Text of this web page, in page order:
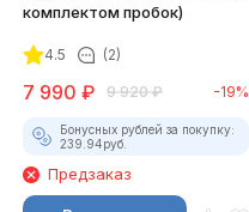
комплектом пробок)
4.5 (2)
7 990 ₽ 9 920 ₽ -19%
Бонусных рублей за покупку:
239.94руб.
Предзаказ